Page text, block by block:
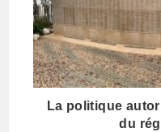
La politique
du